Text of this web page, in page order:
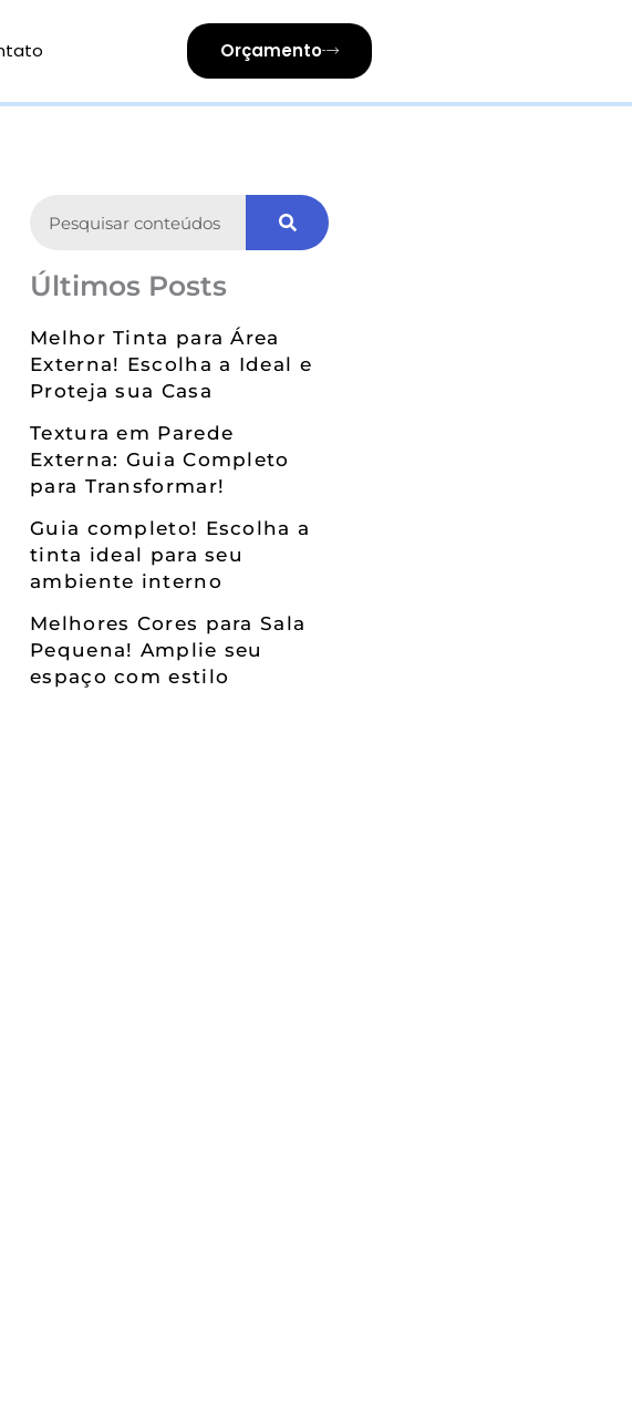
Orçamento
Últimos Posts
Melhor Tinta para Área
Externa! Escolha a Ideal e
Proteja sua Casa
Textura em Parede
Externa: Guia Completo
para Transformar!
Guia completo! Escolha a
tinta ideal para seu
ambiente interno
Melhores Cores para Sala
Pequena! Amplie seu
espaço com estilo